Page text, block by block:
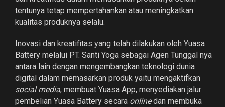
tentunya tetap mempertahankan atau meningkatkan
kualitas produknya selalu.
Inovasi dan kreatifitas yang telah dilakukan oleh Yuasa
Battery melalui PT. Santi Yoga sebagai Agen Tunggal nya
antara lain dengan mengembangkan teknologi dunia
digital dalam memasarkan produk yaitu mengaktifkan
social media, membuat Yuasa App, menyediakan jalur
pembelian Yuasa Battery secara onlinedan membuka